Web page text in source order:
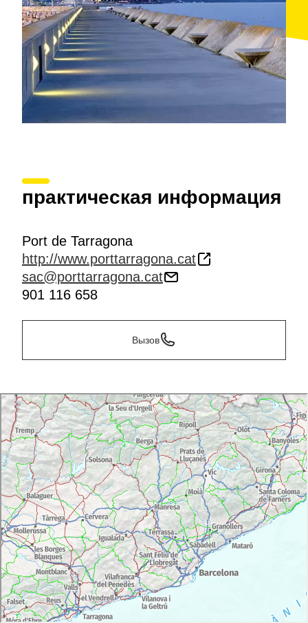
практическая информация
Port de Tarragona
http://www.porttarragona.cat
sac@porttarragona.cat
901 116 658
Вызов